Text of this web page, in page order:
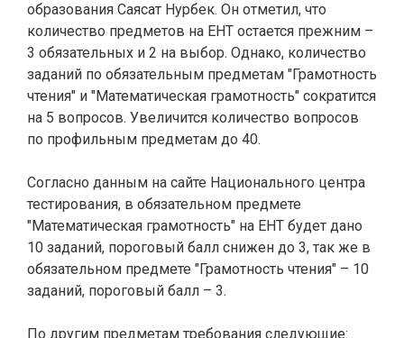
образования Саясат Нурбек. Он отметил, что
количество предметов на ЕНТ остается прежним –
3 обязательных и 2 на выбор. Однако, количество
заданий по обязательным предметам "Грамотность
чтения" и "Математическая грамотность" сократится
на 5 вопросов. Увеличится количество вопросов
по профильным предметам до 40.
Согласно данным на сайте Национального центра
тестирования, в обязательном предмете
"Математическая грамотность" на ЕНТ будет дано
10 заданий, пороговый балл снижен до 3, так же в
обязательном предмете "Грамотность чтения" – 10
заданий, пороговый балл – 3.
По другим предметам требования следующие: